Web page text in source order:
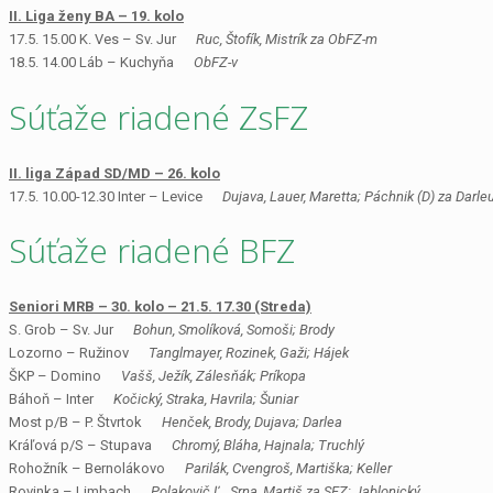
II. Liga ženy BA – 19. kolo
17.5. 15.00 K. Ves – Sv. Jur Ruc, Štofík, Mistrík za ObFZ-m
18.5. 14.00 Láb – Kuchyňa ObFZ-v
Súťaže riadené ZsFZ
II. liga Západ SD/MD – 26. kolo
17.5. 10.00-12.30 Inter – Levice Dujava, Lauer, Maretta; Páchnik (D) za
Súťaže riadené BFZ
Seniori MRB – 30. kolo – 21.5. 17.30 (Streda)
S. Grob – Sv. Jur Bohun, Smolíková, Somoši; Brody
Lozorno – Ružinov Tanglmayer, Rozinek, Gaži; Hájek
ŠKP – Domino Vašš, Ježík, Zálesňák; Príkopa
Báhoň – Inter Kočický, Straka, Havrila; Šuniar
Most p/B – P. Štvrtok Henček, Brody, Dujava; Darlea
Kráľová p/S – Stupava Chromý, Bláha, Hajnala; Truchlý
Rohožník – Bernolákovo Parilák, Cvengroš, Martiška; Keller